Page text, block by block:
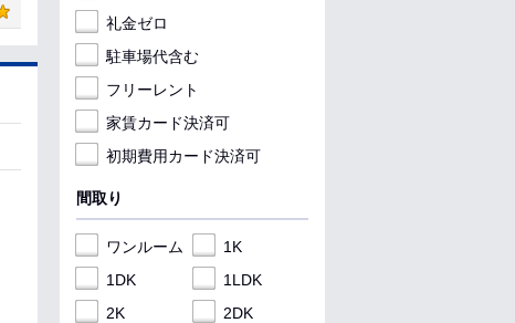
礼金ゼロ
駐車場代含む
フリーレント
家賃カード決済可
初期費用カード決済可
間取り
ワンルーム
1K
1DK
1LDK
2K
2DK